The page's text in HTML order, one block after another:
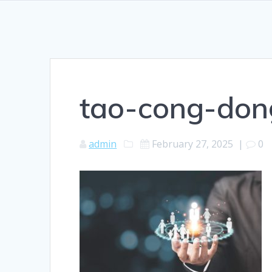
tao-cong-
admin February 27, 2025 | 0